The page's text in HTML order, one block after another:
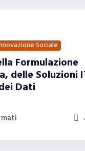
Sociale
Formulazione
delle Soluzioni
Dati